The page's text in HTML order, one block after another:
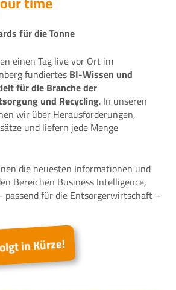
für die Tonne
einen Tag live vor Ort im
fundiertes BI-Wissen und
für die Branche der
und Recycling. In unseren
wir über Herausforderungen,
und liefern jede Menge
die neuesten Informationen und
Bereichen Business Intelligence,
passend für die Entsorgerwirtschaft –
in Kürze!